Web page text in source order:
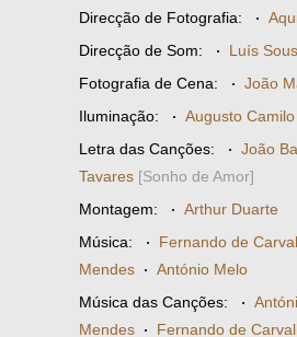
Direcção de Fotografia: ·
Direcção de Som: · Luís
Fotografia de Cena: · João
Iluminação: · Augusto Camilo
Letra das Canções: · João
Tavares [Sonho de Amor]
Montagem: · Arthur Duarte
Música: · Fernando de
Mendes · António Melo
Música das Canções: ·
Mendes · Fernando de